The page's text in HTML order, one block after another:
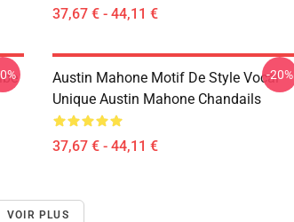
37,67 € - 44,11 €
Austin Mahone Motif De Style Vocal
Unique Austin Mahone Chandails
37,67 € - 44,11 €
-20%
VOIR PLUS